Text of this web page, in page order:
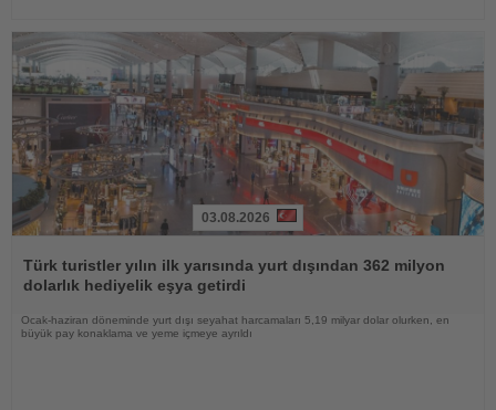
Oku
03.08.2026
Türk turistler yılın ilk yarısında yurt dışından 362 milyon
dolarlık hediyelik eşya getirdi
Ocak-haziran döneminde yurt dışı seyahat harcamaları 5,19 milyar dolar olurken, en
büyük pay konaklama ve yeme içmeye ayrıldı